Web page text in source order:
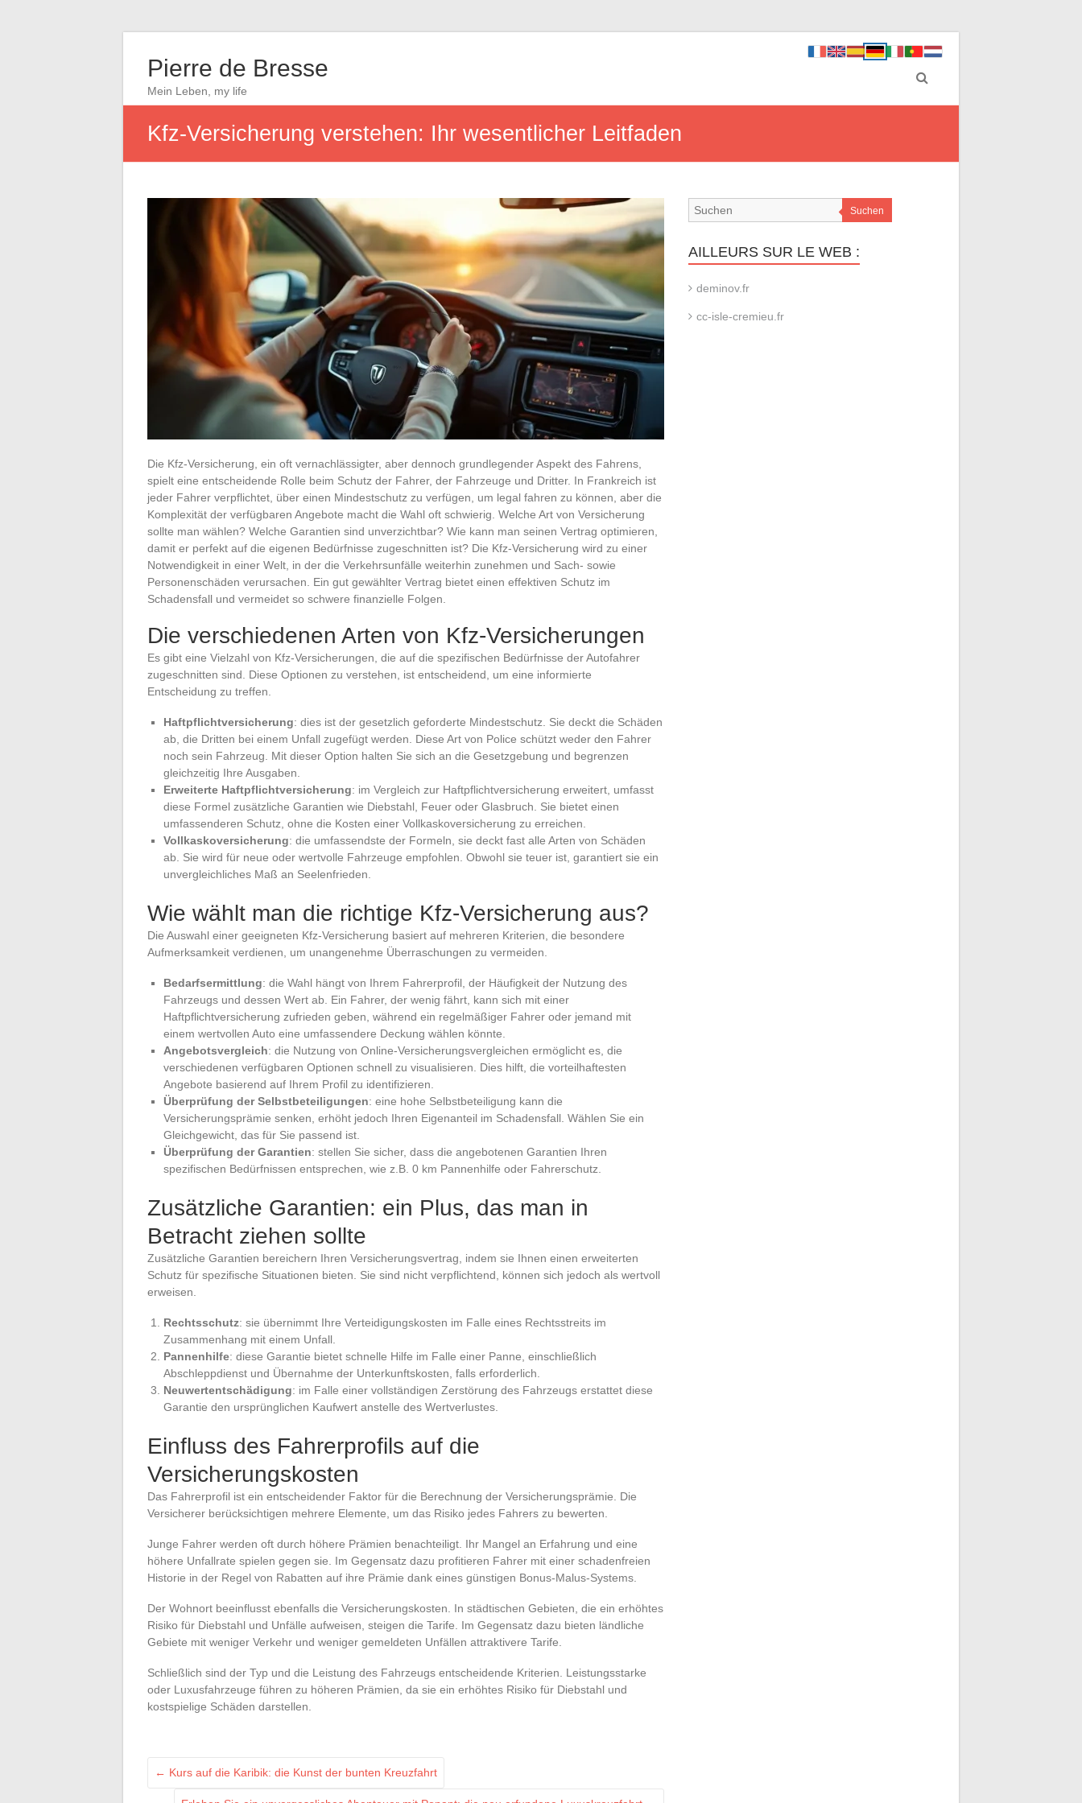
Pierre de Bresse
Mein Leben, my life
Kfz-Versicherung verstehen: Ihr wesentlicher Leitfaden
Die Kfz-Versicherung, ein oft vernachlässigter, aber dennoch grundlegender Aspekt des Fahrens,
spielt eine entscheidende Rolle beim Schutz der Fahrer, der Fahrzeuge und Dritter. In Frankreich ist
jeder Fahrer verpflichtet, über einen Mindestschutz zu verfügen, um legal fahren zu können, aber die
Komplexität der verfügbaren Angebote macht die Wahl oft schwierig. Welche Art von Versicherung
sollte man wählen? Welche Garantien sind unverzichtbar? Wie kann man seinen Vertrag optimieren,
damit er perfekt auf die eigenen Bedürfnisse zugeschnitten ist? Die Kfz-Versicherung wird zu einer
Notwendigkeit in einer Welt, in der die Verkehrsunfälle weiterhin zunehmen und Sach- sowie
Personenschäden verursachen. Ein gut gewählter Vertrag bietet einen effektiven Schutz im
Schadensfall und vermeidet so schwere finanzielle Folgen.
Die verschiedenen Arten von Kfz-Versicherungen
Es gibt eine Vielzahl von Kfz-Versicherungen, die auf die spezifischen Bedürfnisse der Autofahrer
zugeschnitten sind. Diese Optionen zu verstehen, ist entscheidend, um eine informierte
Entscheidung zu treffen.
Haftpflichtversicherung: dies ist der gesetzlich geforderte Mindestschutz. Sie deckt die Schäden
ab, die Dritten bei einem Unfall zugefügt werden. Diese Art von Police schützt weder den Fahrer
noch sein Fahrzeug. Mit dieser Option halten Sie sich an die Gesetzgebung und begrenzen
gleichzeitig Ihre Ausgaben.
Erweiterte Haftpflichtversicherung: im Vergleich zur Haftpflichtversicherung erweitert, umfasst
diese Formel zusätzliche Garantien wie Diebstahl, Feuer oder Glasbruch. Sie bietet einen
umfassenderen Schutz, ohne die Kosten einer Vollkaskoversicherung zu erreichen.
Vollkaskoversicherung: die umfassendste der Formeln, sie deckt fast alle Arten von Schäden
ab. Sie wird für neue oder wertvolle Fahrzeuge empfohlen. Obwohl sie teuer ist, garantiert sie ein
unvergleichliches Maß an Seelenfrieden.
Wie wählt man die richtige Kfz-Versicherung aus?
Die Auswahl einer geeigneten Kfz-Versicherung basiert auf mehreren Kriterien, die besondere
Aufmerksamkeit verdienen, um unangenehme Überraschungen zu vermeiden.
Bedarfsermittlung: die Wahl hängt von Ihrem Fahrerprofil, der Häufigkeit der Nutzung des
Fahrzeugs und dessen Wert ab. Ein Fahrer, der wenig fährt, kann sich mit einer
Haftpflichtversicherung zufrieden geben, während ein regelmäßiger Fahrer oder jemand mit
einem wertvollen Auto eine umfassendere Deckung wählen könnte.
Angebotsvergleich: die Nutzung von Online-Versicherungsvergleichen ermöglicht es, die
verschiedenen verfügbaren Optionen schnell zu visualisieren. Dies hilft, die vorteilhaftesten
Angebote basierend auf Ihrem Profil zu identifizieren.
Überprüfung der Selbstbeteiligungen: eine hohe Selbstbeteiligung kann die
Versicherungsprämie senken, erhöht jedoch Ihren Eigenanteil im Schadensfall. Wählen Sie ein
Gleichgewicht, das für Sie passend ist.
Überprüfung der Garantien: stellen Sie sicher, dass die angebotenen Garantien Ihren
spezifischen Bedürfnissen entsprechen, wie z.B. 0 km Pannenhilfe oder Fahrerschutz.
Zusätzliche Garantien: ein Plus, das man in
Betracht ziehen sollte
Zusätzliche Garantien bereichern Ihren Versicherungsvertrag, indem sie Ihnen einen erweiterten
Schutz für spezifische Situationen bieten. Sie sind nicht verpflichtend, können sich jedoch als wertvoll
erweisen.
Rechtsschutz: sie übernimmt Ihre Verteidigungskosten im Falle eines Rechtsstreits im
Zusammenhang mit einem Unfall.
Pannenhilfe: diese Garantie bietet schnelle Hilfe im Falle einer Panne, einschließlich
Abschleppdienst und Übernahme der Unterkunftskosten, falls erforderlich.
Neuwertentschädigung: im Falle einer vollständigen Zerstörung des Fahrzeugs erstattet diese
Garantie den ursprünglichen Kaufwert anstelle des Wertverlustes.
Einfluss des Fahrerprofils auf die
Versicherungskosten
Das Fahrerprofil ist ein entscheidender Faktor für die Berechnung der Versicherungsprämie. Die
Versicherer berücksichtigen mehrere Elemente, um das Risiko jedes Fahrers zu bewerten.
Junge Fahrer werden oft durch höhere Prämien benachteiligt. Ihr Mangel an Erfahrung und eine
höhere Unfallrate spielen gegen sie. Im Gegensatz dazu profitieren Fahrer mit einer schadenfreien
Historie in der Regel von Rabatten auf ihre Prämie dank eines günstigen Bonus-Malus-Systems.
Der Wohnort beeinflusst ebenfalls die Versicherungskosten. In städtischen Gebieten, die ein erhöhtes
Risiko für Diebstahl und Unfälle aufweisen, steigen die Tarife. Im Gegensatz dazu bieten ländliche
Gebiete mit weniger Verkehr und weniger gemeldeten Unfällen attraktivere Tarife.
Schließlich sind der Typ und die Leistung des Fahrzeugs entscheidende Kriterien. Leistungsstarke
oder Luxusfahrzeuge führen zu höheren Prämien, da sie ein erhöhtes Risiko für Diebstahl und
kostspielige Schäden darstellen.
← Kurs auf die Karibik: die Kunst der bunten Kreuzfahrt
Suchen
AILLEURS SUR LE WEB :
deminov.fr
cc-isle-cremieu.fr